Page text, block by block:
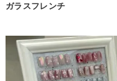
ガラスフレンチ